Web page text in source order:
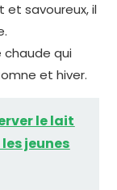
et savoureux, il
chaude qui
et hiver.
le lait
jeunes